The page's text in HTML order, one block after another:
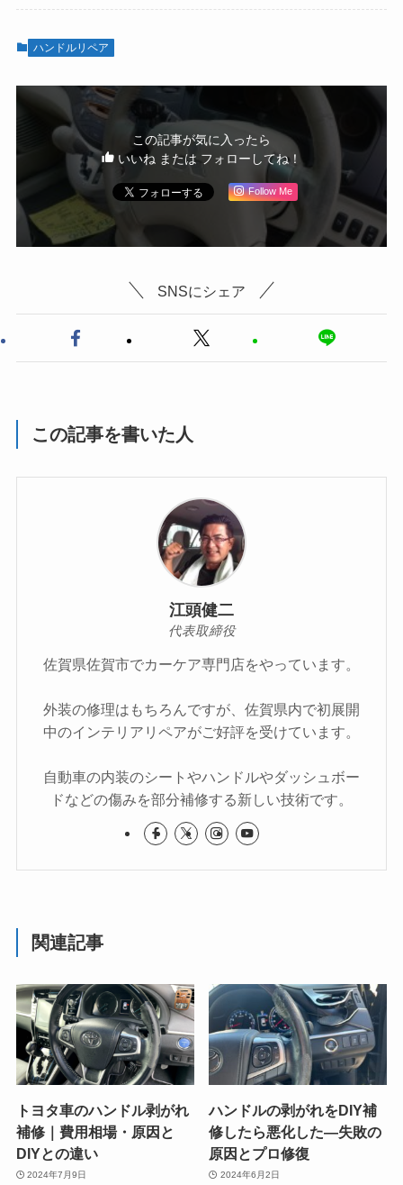
ハンドルリペア
この記事が気に入ったら
いいね または フォローしてね！
Follow Me
SNSにシェア
この記事を書いた人
江頭健二
代表取締役
佐賀県佐賀市でカーケア専門店をやっています。
外装の修理はもちろんですが、佐賀県内で初展開
中のインテリアリペアがご好評を受けています。
自動車の内装のシートやハンドルやダッシュボー
ドなどの傷みを部分補修する新しい技術です。
関連記事
トヨタ車のハンドル剥がれ
補修｜費用相場・原因と
DIYとの違い
2024年7月9日
ハンドルの剥がれをDIY補
修したら悪化した—失敗の
原因とプロ修復
2024年6月2日